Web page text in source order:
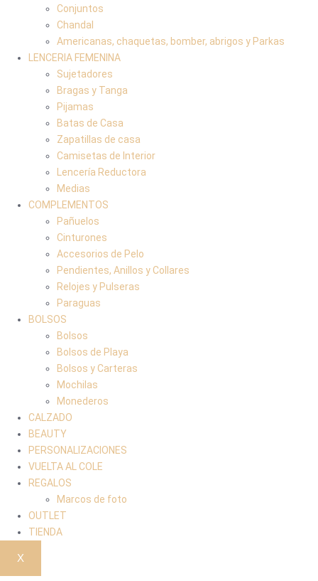
Conjuntos
Chandal
Americanas, chaquetas, bomber, abrigos y Parkas
LENCERIA FEMENINA
Sujetadores
Bragas y Tanga
Pijamas
Batas de Casa
Zapatillas de casa
Camisetas de Interior
Lencería Reductora
Medias
COMPLEMENTOS
Pañuelos
Cinturones
Accesorios de Pelo
Pendientes, Anillos y Collares
Relojes y Pulseras
Paraguas
BOLSOS
Bolsos
Bolsos de Playa
Bolsos y Carteras
Mochilas
Monederos
CALZADO
BEAUTY
PERSONALIZACIONES
VUELTA AL COLE
REGALOS
Marcos de foto
OUTLET
TIENDA
X